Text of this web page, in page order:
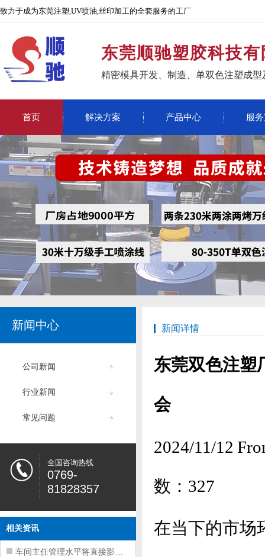
致力于成为东莞注塑,UV喷油,丝印加工的全套服务的工厂
东莞顺驰塑胶科技
精密模具开发、制造、单双色注塑成
首页 解决方案 产品中心 服
新闻中心
公司新闻
行业新闻
常见问题
全国咨询热线
0769-
81828357
相关资讯
车间主任管理水平将直接影响东莞注塑件
新闻详情
东莞双色注塑
会
2024/11/12
数： 327
在当下的市场